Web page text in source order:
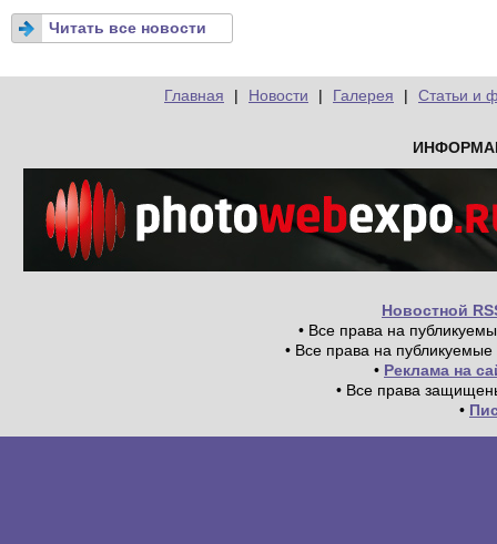
Читать все новости
Главная | Новости | Галерея | Статьи и
Новостной
• Все права на
• Все права на
• Реклама на
• Все права
•